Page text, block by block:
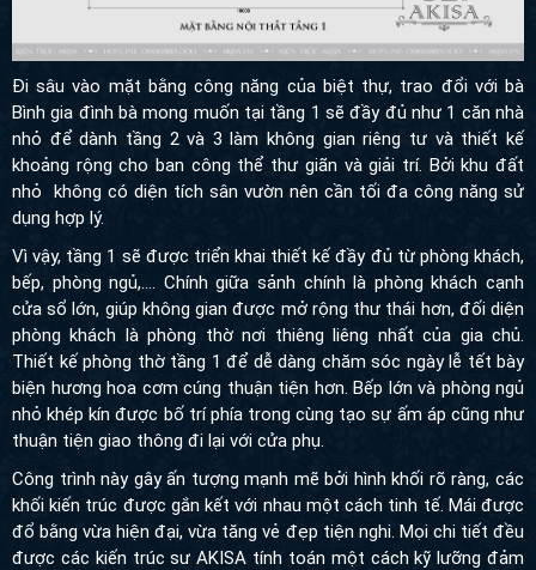
Đi sâu vào mặt bằng công năng của biệt thự, trao đổi với bà
Bình gia đình bà mong muốn tại tầng 1 sẽ đầy đủ như 1 căn nhà
nhỏ để dành tầng 2 và 3 làm không gian riêng tư và thiết kế
khoảng rộng cho ban công thể thư giãn và giải trí. Bởi khu đất
nhỏ không có diện tích sân vườn nên cần tối đa công năng sử
dụng hợp lý.
Vì vậy, tầng 1 sẽ được triển khai thiết kế đầy đủ từ phòng khách,
bếp, phòng ngủ,…. Chính giữa sảnh chính là phòng khách cạnh
cửa sổ lớn, giúp không gian được mở rộng thư thái hơn, đối diện
phòng khách là phòng thờ nơi thiêng liêng nhất của gia chủ.
Thiết kế phòng thờ tầng 1 để dễ dàng chăm sóc ngày lễ tết bày
biện hương hoa cơm cúng thuận tiện hơn. Bếp lớn và phòng ngủ
nhỏ khép kín được bố trí phía trong cùng tạo sự ấm áp cũng như
thuận tiện giao thông đi lại với cửa phụ.
Công trình này gây ấn tượng mạnh mẽ bởi hình khối rõ ràng, các
khối kiến trúc được gắn kết với nhau một cách tinh tế. Mái được
đổ bằng vừa hiện đại, vừa tăng vẻ đẹp tiện nghi. Mọi chi tiết đều
được các kiến trúc sư AKISA tính toán một cách kỹ lưỡng đảm